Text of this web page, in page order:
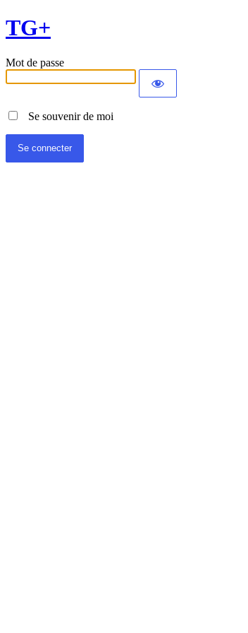
TG+
Mot de passe
Se souvenir de moi